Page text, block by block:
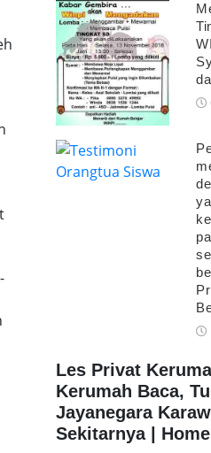
Les Privat
Kerumah Baca,
Jayanegara
Sekitarnya |